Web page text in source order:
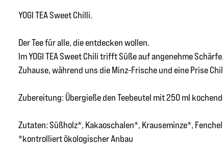
YOGI TEA Sweet Chilli.
Der Tee für alle, die entdecken wollen.
Im YOGI TEA Sweet Chili trifft Süße auf angenehme
Zuhause, während uns die Minz-Frische und eine Prise
Zubereitung: Übergieße den Teebeutel mit 250 ml
Zutaten: Süßholz*, Kakaoschalen*, Krauseminze*,
*kontrolliert ökologischer Anbau